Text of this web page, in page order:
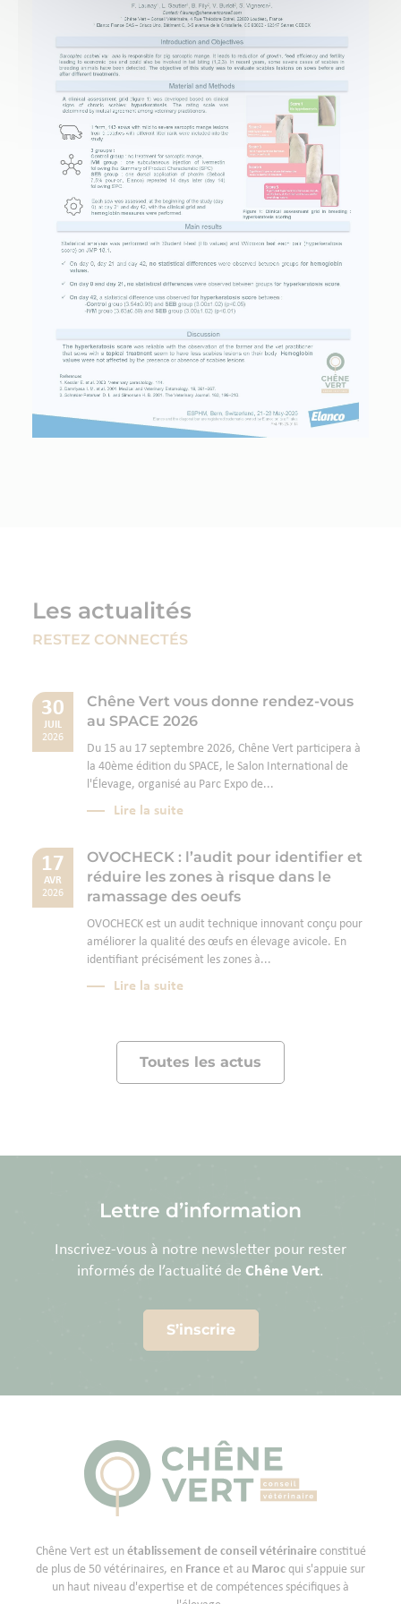
Les actualités
RESTEZ CONNECTÉS
30
JUIL
2026
Chêne Vert vous donne rendez-vous
au SPACE 2026
Du 15 au 17 septembre 2026, Chêne Vert participera à
la 40ème édition du SPACE, le Salon International de
l'Élevage, organisé au Parc Expo de...
Lire la suite
17
AVR
2026
OVOCHECK : l’audit pour identifier et
réduire les zones à risque dans le
ramassage des oeufs
OVOCHECK est un audit technique innovant conçu pour
améliorer la qualité des œufs en élevage avicole. En
identifiant précisément les zones à...
Lire la suite
Toutes les actus
Lettre d’information
Inscrivez-vous à notre newsletter pour rester
informés de l’actualité de Chêne Vert.
S’inscrire
Chêne Vert est un établissement de conseil vétérinaireconstitué
de plus de 50 vétérinaires, en France et au Maroc qui s'appuie sur
un haut niveau d'expertise et de compétences spécifiques à